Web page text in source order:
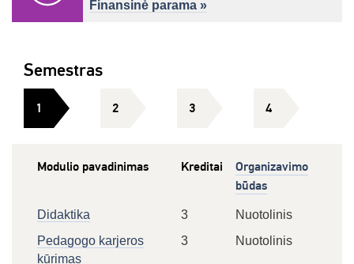
Finansinė parama »
Semestras
1 2 3 4
Modulio pavadinimas Kreditai
Organizavimo
būdas
Didaktika 3
Nuotolinis
Pedagogo karjeros
kūrimas
3 Nuotolinis